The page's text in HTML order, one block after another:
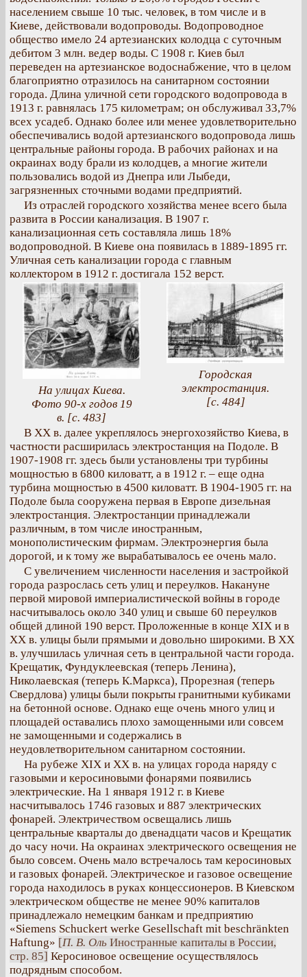
населением свыше 10 тыс. человек, в том числе и в
Киеве, действовали водопроводы. Водопроводное
общество имело 24 артезианских колодца с суточным
дебитом 3 млн. ведер воды. С 1908 г. Киев был
переведен на артезианское водоснабжение, что в целом
благоприятно отразилось на санитарном состоянии
города. Длина уличной сети городского водопровода в
1913 г. равнялась 175 километрам; он обслуживал 33,7%
всех усадеб. Однако более или менее удовлетворительно
обеспечивались водой артезианского водопровода лишь
центральные районы города. В рабочих районах и на
окраинах воду брали из колодцев, а многие жители
пользовались водой из Днепра или Лыбеди,
загрязненных сточными водами предприятий.
Из отраслей городского хозяйства менее всего была
развита в России канализация. В 1907 г.
канализационная сеть составляла лишь 18%
водопроводной. В Киеве она появилась в 1889-1895 гг.
Уличная сеть канализации города с главным
коллектором в 1912 г. достигала 152 верст.
На улицах Киева.
Фото 90-х годов 19
в. [с. 483]
Городская
электростанция.
[с. 484]
В XX в. далее укреплялось энергохозяйство Киева, в
частности расширилась электростанция на Подоле. В
1907-1908 гг. здесь были установлены три турбины
мощностью в 6800 киловатт, а в 1912 г. – еще одна
турбина мощностью в 4500 киловатт. В 1904-1905 гг. на
Подоле была сооружена первая в Европе дизельная
электростанция. Электростанции принадлежали
различным, в том числе иностранным,
монополистическим фирмам. Электроэнергия была
дорогой, и к тому же вырабатывалось ее очень мало.
С увеличением численности населения и застройкой
города разрослась сеть улиц и переулков. Накануне
первой мировой империалистической войны в городе
насчитывалось около 340 улиц и свыше 60 переулков
общей длиной 190 верст. Проложенные в конце XIX и в
XX в. улицы были прямыми и довольно широкими. В XX
в. улучшилась уличная сеть в центральной части города.
Крещатик, Фундуклеевская (теперь Ленина),
Николаевская (теперь К.Маркса), Прорезная (теперь
Свердлова) улицы были покрыты гранитными кубиками
на бетонной основе. Однако еще очень много улиц и
площадей оставались плохо замощенными или совсем
не замощенными и содержались в
неудовлетворительном санитарном состоянии.
На рубеже XIX и XX в. на улицах города наряду с
газовыми и керосиновыми фонарями появились
электрические. На 1 января 1912 г. в Киеве
насчитывалось 1746 газовых и 887 электрических
фонарей. Электричеством освещались лишь
центральные кварталы до двенадцати часов и Крещатик
до часу ночи. На окраинах электрического освещения не
было совсем. Очень мало встречалось там керосиновых
и газовых фонарей. Электрическое и газовое освещение
города находилось в руках концессионеров. В Киевском
электрическом обществе не менее 90% капиталов
принадлежало немецким банкам и предприятию
«Siemens Schuckert werke Gesellschaft mit beschränkten
Haftung» [П. В. Оль Иностранные капиталы в России,
стр. 85] Керосиновое освещение осуществлялось
подрядным способом.